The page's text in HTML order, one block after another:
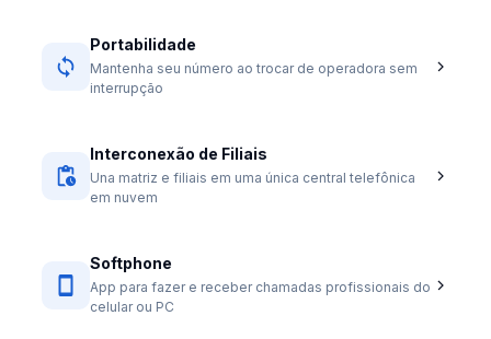
Portabilidade
Mantenha seu número ao trocar de operadora sem
interrupção
Interconexão de Filiais
Una matriz e filiais em uma única central telefônica
em nuvem
Softphone
App para fazer e receber chamadas profissionais do
celular ou PC